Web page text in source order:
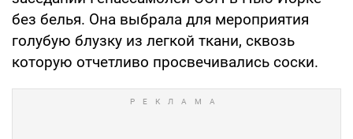
без белья. Она выбрала для мероприятия
голубую блузку из легкой ткани, сквозь
которую отчетливо просвечивались соски.